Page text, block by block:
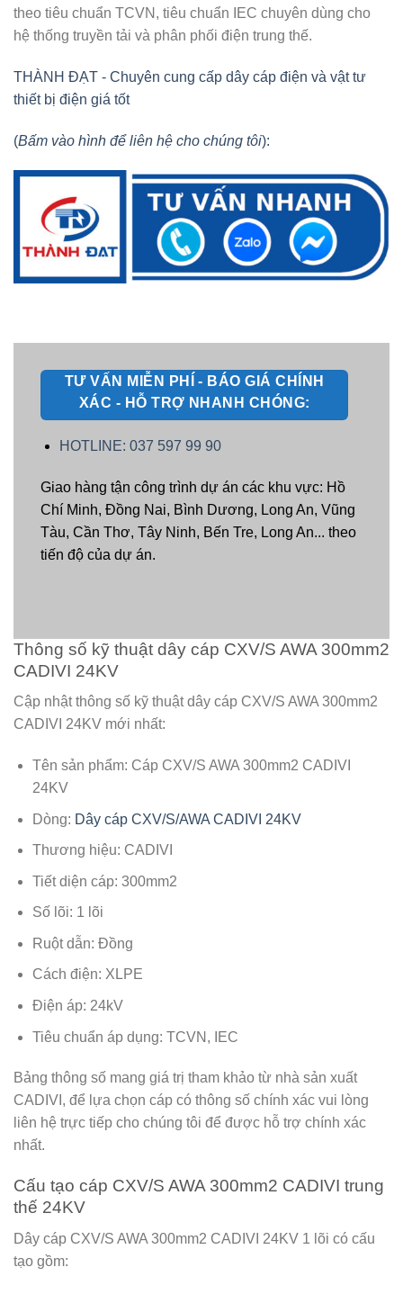
theo tiêu chuẩn TCVN, tiêu chuẩn IEC chuyên dùng cho
hệ thống truyền tải và phân phối điện trung thế.
THÀNH ĐẠT - Chuyên cung cấp dây cáp điện và vật tư
thiết bị điện giá tốt
(Bấm vào hình để liên hệ cho chúng tôi):
TƯ VẤN MIỄN PHÍ - BÁO GIÁ CHÍNH
XÁC - HỖ TRỢ NHANH CHÓNG:
HOTLINE: 037 597 99 90
Giao hàng tận công trình dự án các khu vực: Hồ
Chí Minh, Đồng Nai, Bình Dương, Long An, Vũng
Tàu, Cần Thơ, Tây Ninh, Bến Tre, Long An... theo
tiến độ của dự án.
Thông số kỹ thuật dây cáp CXV/S AWA 300mm2
CADIVI 24KV
Cập nhật thông số kỹ thuật dây cáp CXV/S AWA 300mm2
CADIVI 24KV mới nhất:
Tên sản phẩm: Cáp CXV/S AWA 300mm2 CADIVI
24KV
Dòng: Dây cáp CXV/S/AWA CADIVI 24KV
Thương hiệu: CADIVI
Tiết diện cáp: 300mm2
Số lõi: 1 lõi
Ruột dẫn: Đồng
Cách điện: XLPE
Điện áp: 24kV
Tiêu chuẩn áp dụng: TCVN, IEC
Bảng thông số mang giá trị tham khảo từ nhà sản xuất
CADIVI, để lựa chọn cáp có thông số chính xác vui lòng
liên hệ trực tiếp cho chúng tôi để được hỗ trợ chính xác
nhất.
Cấu tạo cáp CXV/S AWA 300mm2 CADIVI trung
thế 24KV
Dây cáp CXV/S AWA 300mm2 CADIVI 24KV 1 lõi có cấu
tạo gồm: